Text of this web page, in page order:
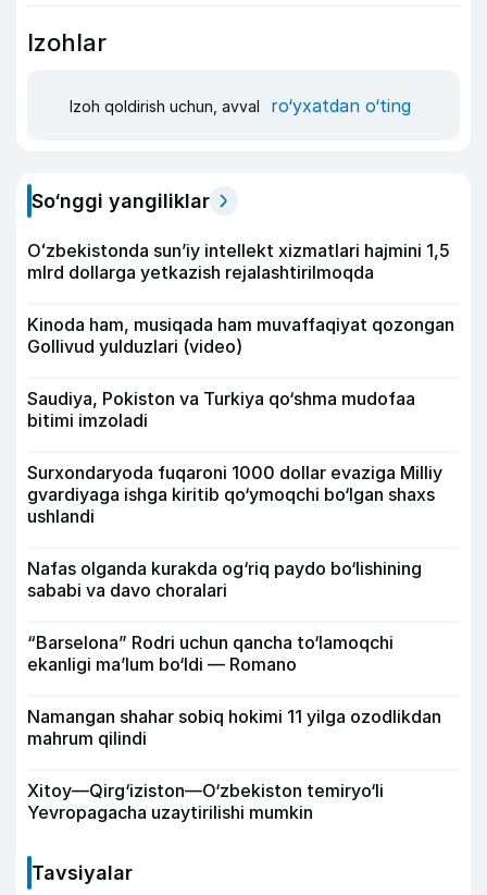
Izohlar
Izoh qoldirish uchun, avval ro‘yxatdan o‘ting
So‘nggi yangiliklar
Oʻzbekistonda sunʼiy intellekt xizmatlari hajmini 1,5
mlrd dollarga yetkazish rejalashtirilmoqda
Kinoda ham, musiqada ham muvaffaqiyat qozongan
Gollivud yulduzlari (video)
Saudiya, Pokiston va Turkiya qo‘shma mudofaa
bitimi imzoladi
Surxondaryoda fuqaroni 1000 dollar evaziga Milliy
gvardiyaga ishga kiritib qo‘ymoqchi bo‘lgan shaxs
ushlandi
Nafas olganda kurakda og‘riq paydo bo‘lishining
sababi va davo choralari
“Barselona” Rodri uchun qancha to‘lamoqchi
ekanligi ma’lum bo‘ldi — Romano
Namangan shahar sobiq hokimi 11 yilga ozodlikdan
mahrum qilindi
Xitoy—Qirg‘iziston—O‘zbekiston temiryo‘li
Yevropagacha uzaytirilishi mumkin
Tavsiyalar